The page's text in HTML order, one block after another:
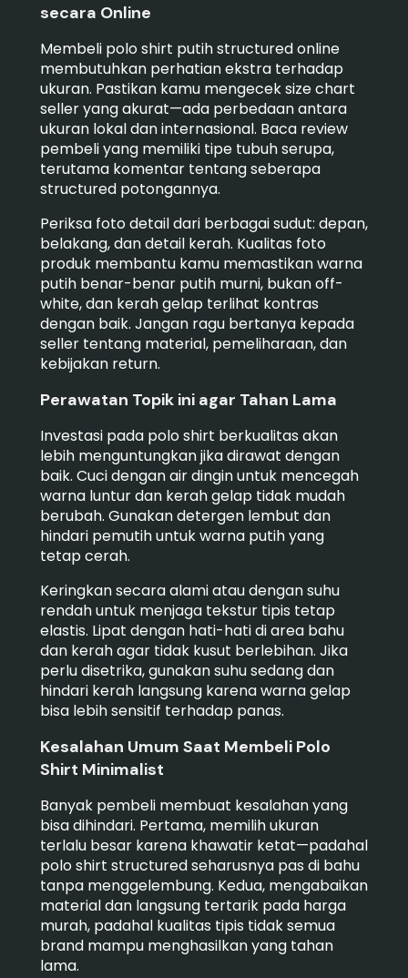
secara Online
Membeli polo shirt putih structured online
membutuhkan perhatian ekstra terhadap
ukuran. Pastikan kamu mengecek size chart
seller yang akurat—ada perbedaan antara
ukuran lokal dan internasional. Baca review
pembeli yang memiliki tipe tubuh serupa,
terutama komentar tentang seberapa
structured potongannya.
Periksa foto detail dari berbagai sudut: depan,
belakang, dan detail kerah. Kualitas foto
produk membantu kamu memastikan warna
putih benar-benar putih murni, bukan off-
white, dan kerah gelap terlihat kontras
dengan baik. Jangan ragu bertanya kepada
seller tentang material, pemeliharaan, dan
kebijakan return.
Perawatan Topik ini agar Tahan Lama
Investasi pada polo shirt berkualitas akan
lebih menguntungkan jika dirawat dengan
baik. Cuci dengan air dingin untuk mencegah
warna luntur dan kerah gelap tidak mudah
berubah. Gunakan detergen lembut dan
hindari pemutih untuk warna putih yang
tetap cerah.
Keringkan secara alami atau dengan suhu
rendah untuk menjaga tekstur tipis tetap
elastis. Lipat dengan hati-hati di area bahu
dan kerah agar tidak kusut berlebihan. Jika
perlu disetrika, gunakan suhu sedang dan
hindari kerah langsung karena warna gelap
bisa lebih sensitif terhadap panas.
Kesalahan Umum Saat Membeli Polo
Shirt Minimalist
Banyak pembeli membuat kesalahan yang
bisa dihindari. Pertama, memilih ukuran
terlalu besar karena khawatir ketat—padahal
polo shirt structured seharusnya pas di bahu
tanpa menggelembung. Kedua, mengabaikan
material dan langsung tertarik pada harga
murah, padahal kualitas tipis tidak semua
brand mampu menghasilkan yang tahan
lama.